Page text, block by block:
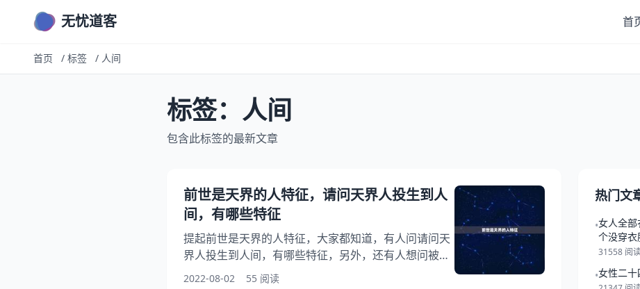
无忧道客 首
首页 / 标签 / 人间
标签：人间
包含此标签的最新文章
前世是天界的人特征，请问天界人投生到人
间，有哪些特征
提起前世是天界的人特征，大家都知道，有人问请问天
界人投生到人间，有哪些特征，另外，还有人想问被贬
下凡的的特征是什么？你知道这是怎么回事？其实天人
2022-08-02 55 阅读
热门文
•女人全
个没穿衣
31558 阅
•女性二